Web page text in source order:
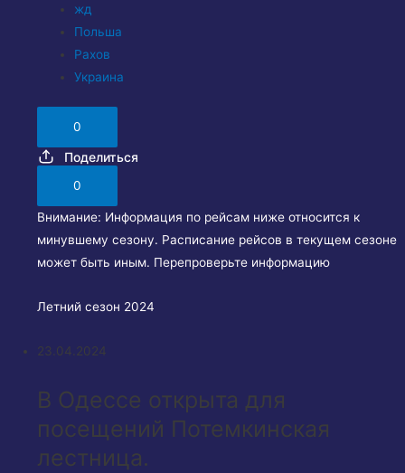
жд
Польша
Рахов
Украина
0
Поделиться
0
Внимание: Информация по рейсам ниже относится к
минувшему сезону. Расписание рейсов в текущем сезоне
может быть иным. Перепроверьте информацию
Летний сезон 2024
23.04.2024
В Одессе открыта для
посещений Потемкинская
лестница.